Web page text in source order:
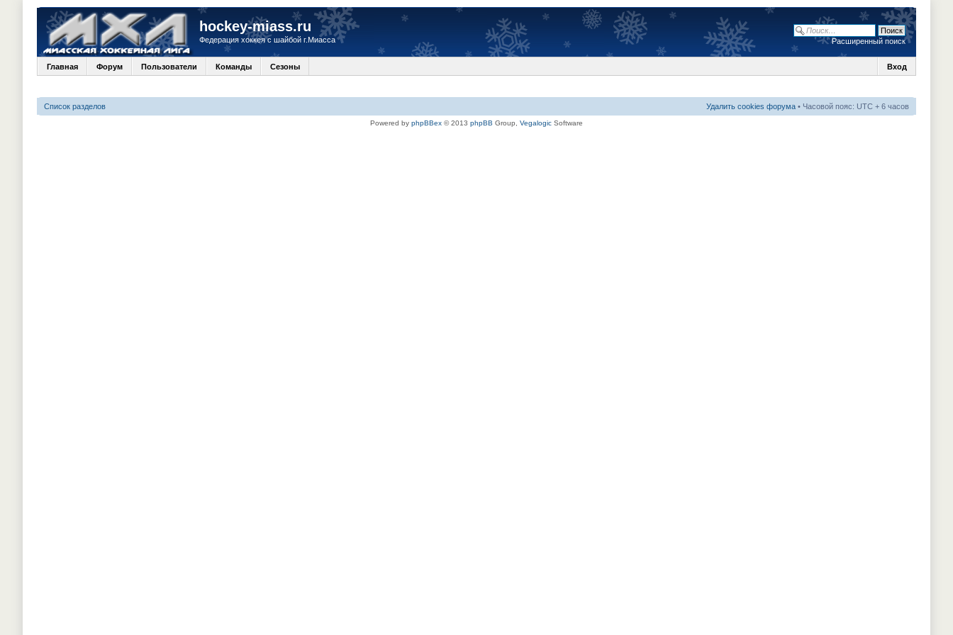
hockey-miass.ru
Федерация хоккея с шайбой г.Миасса Расширенный поиск
Главная Форум Пользователи Команды Сезоны Вход
Список разделов Удалить cookies форума • Часовой пояс: UTC + 6 часов
Powered by phpBBex © 2013 phpBB Group, Vegalogic Software